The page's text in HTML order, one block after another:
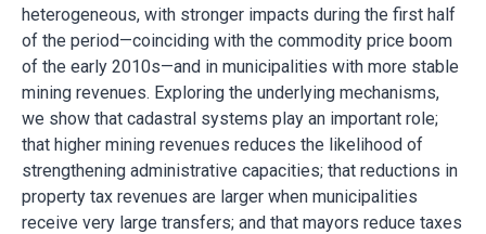
heterogeneous, with stronger impacts during the first half
of the period—coinciding with the commodity price boom
of the early 2010s—and in municipalities with more stable
mining revenues. Exploring the underlying mechanisms,
we show that cadastral systems play an important role;
that higher mining revenues reduces the likelihood of
strengthening administrative capacities; that reductions in
property tax revenues are larger when municipalities
receive very large transfers; and that mayors reduce taxes